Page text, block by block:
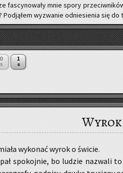
fa­scy­no­wa­ły mnie spory
Pod­ją­łem wy­zwa­nie od­nie­sie­nia się
0
5
1
6
Wyrok
wy­ko­nać wyrok o świ­cie.
spo­koj­nie, bo lu­dzie na­zwa­li